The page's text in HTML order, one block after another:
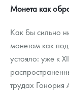
Монета как
Как бы сильно
монетам как
устояло: уже к
трудах Гонория